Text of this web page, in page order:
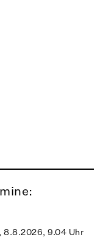
8.8.2026, 9.04 Uhr